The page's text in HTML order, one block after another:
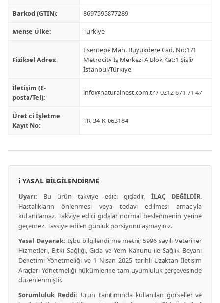
Barkod (GTIN): 8697595877289
Menşe Ülke: Türkiye
Fiziksel Adres:
Esentepe Mah. Büyükdere Cad. No:171
Metrocity İş Merkezi A Blok Kat:1 Şişli/
İstanbul/Türkiye
İletişim (E-
posta/Tel):
info@naturalnest.com.tr/ 0212 671 71 47
Üretici İşletme
Kayıt No:
TR-34-K-063184
ℹ️ YASAL BİLGİLENDİRME
Uyarı: Bu ürün takviye edici gıdadır, İLAÇ DEĞİLDİR.
Hastalıkların önlenmesi veya tedavi edilmesi amacıyla
kullanılamaz. Takviye edici gıdalar normal beslenmenin yerine
geçemez. Tavsiye edilen günlük porsiyonu aşmayınız.
Yasal Dayanak: İşbu bilgilendirme metni; 5996 sayılı Veteriner
Hizmetleri, Bitki Sağlığı, Gıda ve Yem Kanunu ile Sağlık Beyanı
Denetimi Yönetmeliği ve 1 Nisan 2025 tarihli Uzaktan İletişim
Araçları Yönetmeliği hükümlerine tam uyumluluk çerçevesinde
düzenlenmiştir.
Sorumluluk Reddi: Ürün tanıtımında kullanılan görseller ve